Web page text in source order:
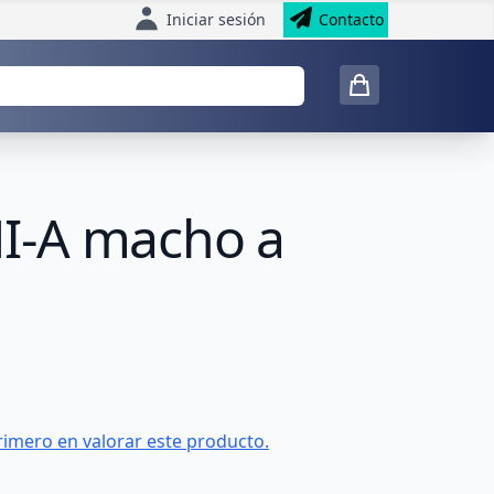
Iniciar sesión Contacto
A macho a
en valorar este producto.